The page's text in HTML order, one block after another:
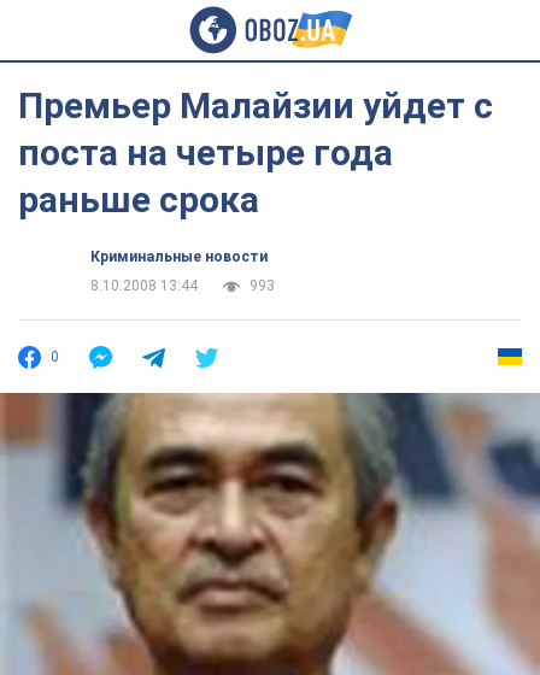
Премьер Малайзии уйдет с
поста на четыре года
раньше срока
Криминальные новости
8.10.2008 13:44
993
0